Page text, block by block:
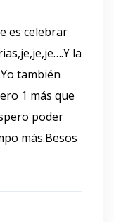
es celebrar
la
también
1 más que
poder
más.Besos